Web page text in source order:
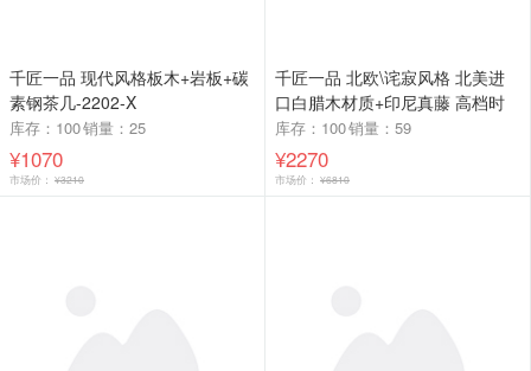
千匠一品 现代风格板木+岩板+碳
素钢茶几-2202-X
库存：100销量：25
¥1070
市场价： ¥3210
千匠一品 北欧\诧寂风格 北美进
口白腊木材质+印尼真藤 高档时
尚沙发 SF019沙发-X
库存：100销量：59
¥2270
市场价： ¥6810